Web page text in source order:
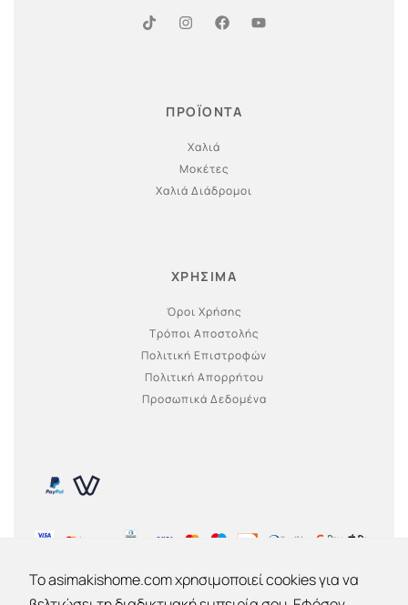
ΠΡΟΪΟΝΤΑ
Χαλιά
Μοκέτες
Χαλιά Διάδρομοι
ΧΡΗΣΙΜΑ
Όροι Χρήσης
Τρόποι Αποστολής
Πολιτική Επιστροφών
Πολιτική Απορρήτου
Προσωπικά Δεδομένα
To asimakishome.com χρησιμοποιεί cookies για να